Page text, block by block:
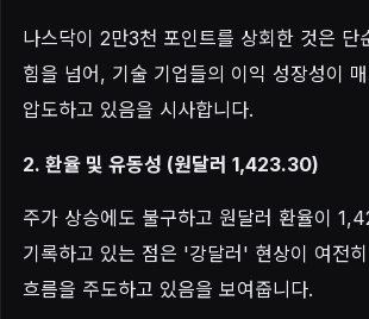
나스닥이 2만3천 포인트를 상회한 것은 단
힘을 넘어, 기술 기업들의 이익 성장성이
압도하고 있음을 시사합니다.
2. 환율 및 유동성 (원달러 1,423.30)
주가 상승에도 불구하고 원달러 환율이
기록하고 있는 점은 '강달러' 현상이 여전
흐름을 주도하고 있음을 보여줍니다.